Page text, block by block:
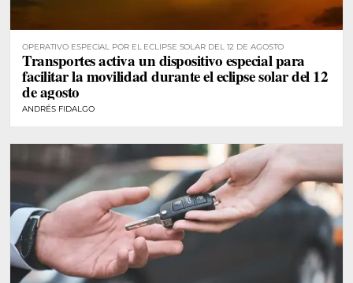
OPERATIVO ESPECIAL POR EL ECLIPSE SOLAR DEL 12 DE AGOSTO
Transportes activa un dispositivo especial para
facilitar la movilidad durante el eclipse solar del 12
de agosto
ANDRÉS FIDALGO